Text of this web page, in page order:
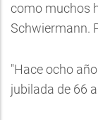
como muchos
Schwiermann.
"Hace ocho
jubilada de 66